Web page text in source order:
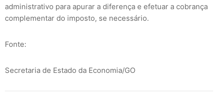
administrativo para apurar a diferença e efetuar a cobrança
complementar do imposto, se necessário.
Fonte:
Secretaria de Estado da Economia/GO